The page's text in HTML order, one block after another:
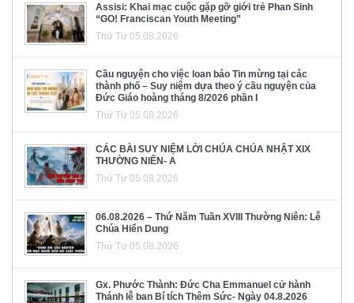
Assisi: Khai mạc cuộc gặp gỡ giới trẻ Phan Sinh
“GO! Franciscan Youth Meeting”
Thứ Tư 05.08.2026
Cầu nguyện cho việc loan báo Tin mừng tại các
thành phố – Suy niệm dựa theo ý cầu nguyện của
Đức Giáo hoàng tháng 8/2026 phần I
Thứ Tư 05.08.2026
CÁC BÀI SUY NIỆM LỜI CHÚA CHÚA NHẬT XIX
THƯỜNG NIÊN- A
Thứ Tư 05.08.2026
06.08.2026 – Thứ Năm Tuần XVIII Thường Niên: Lễ
Chúa Hiển Dung
Thứ Tư 05.08.2026
Gx. Phước Thành: Đức Cha Emmanuel cử hành
Thánh lễ ban Bí tích Thêm Sức- Ngày 04.8.2026